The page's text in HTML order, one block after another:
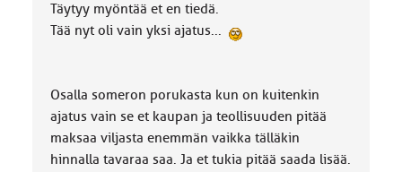
Täytyy myöntää et en tiedä.
Tää nyt oli vain yksi ajatus...
Osalla someron porukasta kun on kuitenkin
ajatus vain se et kaupan ja teollisuuden pitää
maksaa viljasta enemmän vaikka tälläkin
hinnalla tavaraa saa. Ja et tukia pitää saada lisää.